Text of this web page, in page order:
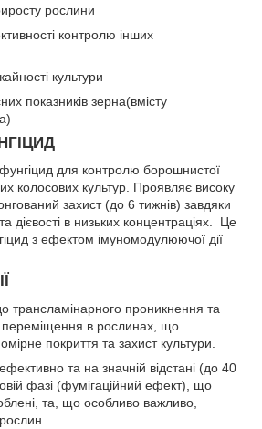
рослини
контролю інших
культури
показників зерна(вмісту
для контролю борошнистої
колосових культур. Проявляє високу
захист (до 6 тижнів) завдяки
дієвості в низьких концентраціях. Це
з ефектом імуномодулюючої дії
трансламінарного проникнення та
переміщення в рослинах, що
покриття та захист культури.
та на значній відстані (до 40
фазі (фумігаційний ефект), що
та, що особливо важливо,